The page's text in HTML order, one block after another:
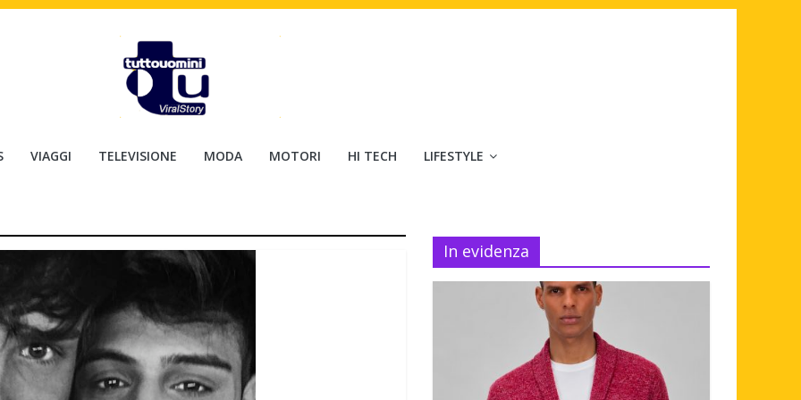
VIAGGI TELEVISIONE MODA MOTORI HI TECH LIFESTYLE
In evidenza